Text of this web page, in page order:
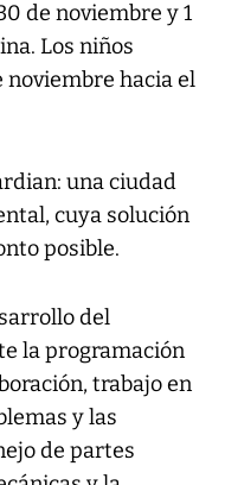
de noviembre y 1
Los niños
hacia el
una ciudad
cuya solución
posible.
del
la programación
trabajo en
y las
de partes